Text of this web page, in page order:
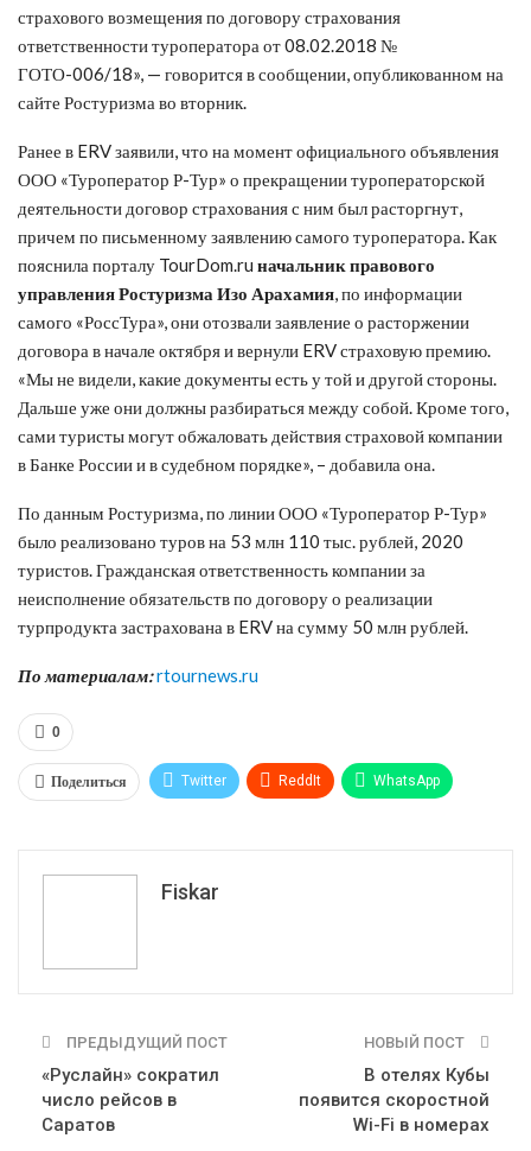
страхового возмещения по договору страхования
ответственности туроператора от 08.02.2018 №
ГОТО-006/18», — говорится в сообщении, опубликованном на
сайте Ростуризма во вторник.
Ранее в ERV заявили, что на момент официального объявления
ООО «Туроператор Р-Тур» о прекращении туроператорской
деятельности договор страхования с ним был расторгнут,
причем по письменному заявлению самого туроператора. Как
пояснила порталу TourDom.ru начальник правового
управления Ростуризма Изо Арахамия, по информации
самого «РоссТура», они отозвали заявление о расторжении
договора в начале октября и вернули ERV страховую премию.
«Мы не видели, какие документы есть у той и другой стороны.
Дальше уже они должны разбираться между собой. Кроме того,
сами туристы могут обжаловать действия страховой компании
в Банке России и в судебном порядке», – добавила она.
По данным Ростуризма, по линии ООО «Туроператор Р-Тур»
было реализовано туров на 53 млн 110 тыс. рублей, 2020
туристов. Гражданская ответственность компании за
неисполнение обязательств по договору о реализации
турпродукта застрахована в ERV на сумму 50 млн рублей.
По материалам:rtournews.ru
0
Поделиться Twitter ReddIt WhatsApp
Fiskar
ПРЕДЫДУЩИЙ ПОСТ
«Руслайн» сократил
число рейсов в
Саратов
НОВЫЙ ПОСТ
В отелях Кубы
появится скоростной
Wi-Fi в номерах